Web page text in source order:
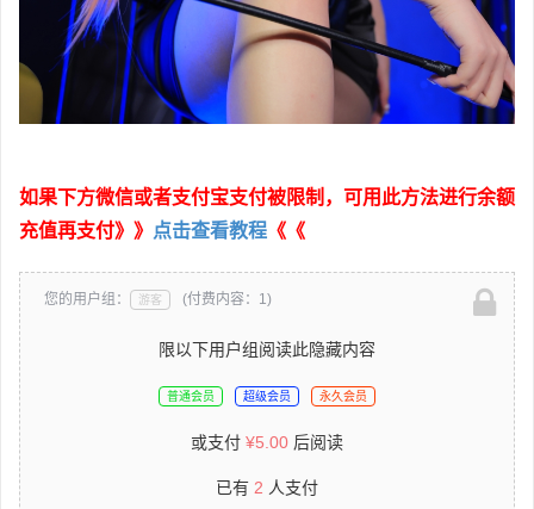
如果下方微信或者支付宝支付被限制，可用此方法进行余额
充值再支付》》 点击查看教程 《《
您的用户组： 游客 (付费内容：1)
限以下用户组阅读此隐藏内容
普通会员 超级会员 永久会员
或支付 ¥5.00 后阅读
已有 2 人支付